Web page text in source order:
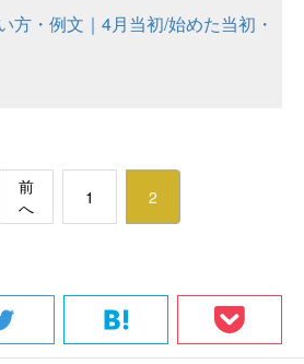
方・例文｜4月当初/始めた当初・
前
へ
1 2